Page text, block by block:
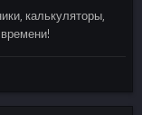
калькуляторы,